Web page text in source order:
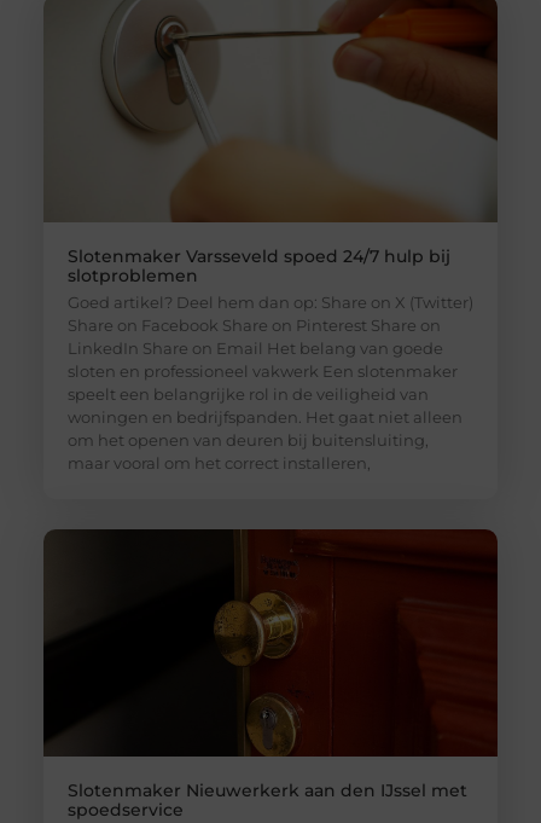
Slotenmaker Varsseveld spoed 24/7 hulp bij
slotproblemen
Goed artikel? Deel hem dan op: Share on X (Twitter)
Share on Facebook Share on Pinterest Share on
LinkedIn Share on Email Het belang van goede
sloten en professioneel vakwerk Een slotenmaker
speelt een belangrijke rol in de veiligheid van
woningen en bedrijfspanden. Het gaat niet alleen
om het openen van deuren bij buitensluiting,
maar vooral om het correct installeren,
Slotenmaker Nieuwerkerk aan den IJssel met
spoedservice